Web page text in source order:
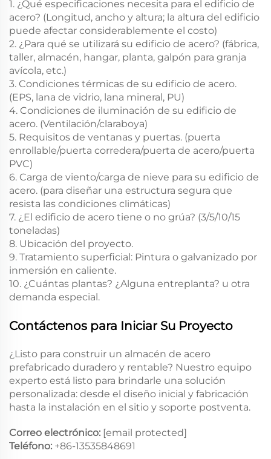
1. ¿Qué especificaciones necesita para el edificio de
acero? (Longitud, ancho y altura; la altura del edificio
puede afectar considerablemente el costo)
2. ¿Para qué se utilizará su edificio de acero? (fábrica,
taller, almacén, hangar, planta, galpón para granja
avícola, etc.)
3. Condiciones térmicas de su edificio de acero.
(EPS, lana de vidrio, lana mineral, PU)
4. Condiciones de iluminación de su edificio de
acero. (Ventilación/claraboya)
5. Requisitos de ventanas y puertas. (puerta
enrollable/puerta corredera/puerta de acero/puerta
PVC)
6. Carga de viento/carga de nieve para su edificio de
acero. (para diseñar una estructura segura que
resista las condiciones climáticas)
7. ¿El edificio de acero tiene o no grúa? (3/5/10/15
toneladas)
8. Ubicación del proyecto.
9. Tratamiento superficial: Pintura o galvanizado por
inmersión en caliente.
10. ¿Cuántas plantas? ¿Alguna entreplanta? u otra
demanda especial.
Contáctenos para Iniciar Su Proyecto
¿Listo para construir un almacén de acero
prefabricado duradero y rentable? Nuestro equipo
experto está listo para brindarle una solución
personalizada: desde el diseño inicial y fabricación
hasta la instalación en el sitio y soporte postventa.
Correo electrónico: [email protected]
Teléfono: +86-13535848691